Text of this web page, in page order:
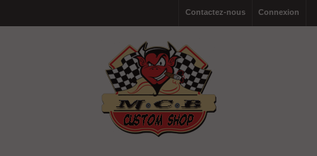
Connexion
Contactez-nous